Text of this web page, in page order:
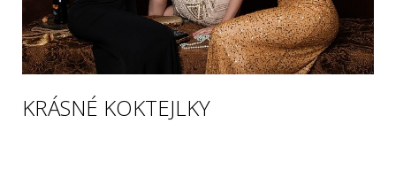
KRÁSNÉ KOKTEJLKY